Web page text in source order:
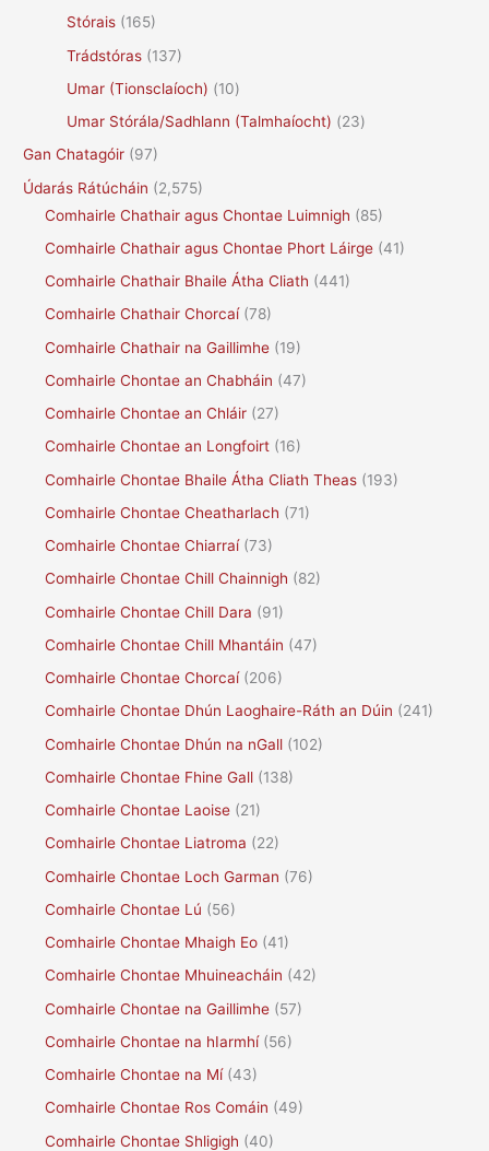
Stórais (165)
Trádstóras (137)
Umar (Tionsclaíoch) (10)
Umar Stórála/Sadhlann (Talmhaíocht) (23)
Gan Chatagóir (97)
Údarás Rátúcháin (2,575)
Comhairle Chathair agus Chontae Luimnigh (85)
Comhairle Chathair agus Chontae Phort Láirge (41)
Comhairle Chathair Bhaile Átha Cliath (441)
Comhairle Chathair Chorcaí(78)
Comhairle Chathair na Gaillimhe (19)
Comhairle Chontae an Chabháin (47)
Comhairle Chontae an Chláir (27)
Comhairle Chontae an Longfoirt (16)
Comhairle Chontae Bhaile Átha Cliath Theas (193)
Comhairle Chontae Cheatharlach (71)
Comhairle Chontae Chiarraí(73)
Comhairle Chontae Chill Chainnigh (82)
Comhairle Chontae Chill Dara (91)
Comhairle Chontae Chill Mhantáin (47)
Comhairle Chontae Chorcaí(206)
Comhairle Chontae Dhún Laoghaire-Ráth an Dúin (241)
Comhairle Chontae Dhún na nGall (102)
Comhairle Chontae Fhine Gall (138)
Comhairle Chontae Laoise (21)
Comhairle Chontae Liatroma (22)
Comhairle Chontae Loch Garman (76)
Comhairle Chontae Lú (56)
Comhairle Chontae Mhaigh Eo (41)
Comhairle Chontae Mhuineacháin (42)
Comhairle Chontae na Gaillimhe (57)
Comhairle Chontae na hIarmhí(56)
Comhairle Chontae na Mí(43)
Comhairle Chontae Ros Comáin (49)
Comhairle Chontae Shligigh (40)